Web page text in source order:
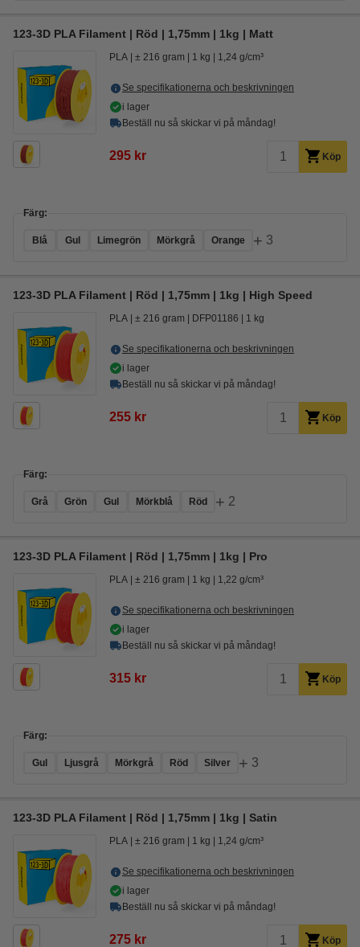
123-3D PLA Filament | Röd | 1,75mm | 1kg | Matt
PLA ± 216 gram 1 kg 1,24 g/cm³
Se specifikationerna och beskrivningen
i lager
Beställ nu så skickar vi på måndag!
295 kr Köp
Färg:
Blå Gul Limegrön Mörkgrå Orange + 3
123-3D PLA Filament | Röd | 1,75mm | 1kg | High Speed
PLA ± 216 gram DFP01186 1 kg
Se specifikationerna och beskrivningen
i lager
Beställ nu så skickar vi på måndag!
255 kr Köp
Färg:
Grå Grön Gul Mörkblå Röd + 2
123-3D PLA Filament | Röd | 1,75mm | 1kg | Pro
PLA ± 216 gram 1 kg 1,22 g/cm³
Se specifikationerna och beskrivningen
i lager
Beställ nu så skickar vi på måndag!
315 kr Köp
Färg:
Gul Ljusgrå Mörkgrå Röd Silver + 3
123-3D PLA Filament | Röd | 1,75mm | 1kg | Satin
PLA ± 216 gram 1 kg 1,24 g/cm³
Se specifikationerna och beskrivningen
i lager
Beställ nu så skickar vi på måndag!
275 kr Köp